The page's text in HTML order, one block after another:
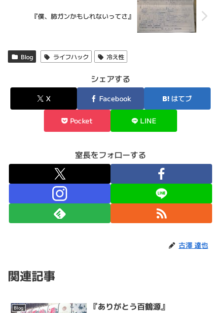
『僕、肺ガンかもしれないってさ』
Blog ライフハック 冷え性
シェアする
X Facebook はてブ
Pocket LINE
室長をフォローする
古澤 達也
関連記事
Blog 『ありがとう百鶴源』